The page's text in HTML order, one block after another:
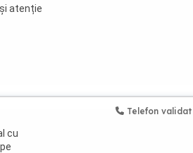
atenție
cu
Telefon validat